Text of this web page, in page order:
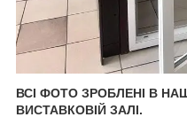
ВСІ ФОТО ЗРОБЛЕНІ В
ВИСТАВКОВІЙ ЗАЛІ.